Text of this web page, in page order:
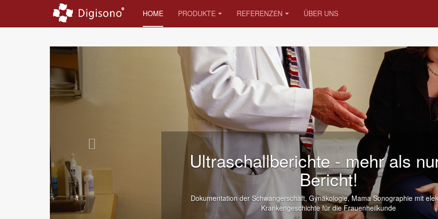
HOME
PRODUKTE REFERENZEN ÜBER UNS
Ultraschallberichte - mehr als nur ein
Bericht!
Dokumentation der Schwangerschaft, Gynäkologie, Mama Sonographie mit elektronische
Krankengeschichte für die Frauenheilkunde